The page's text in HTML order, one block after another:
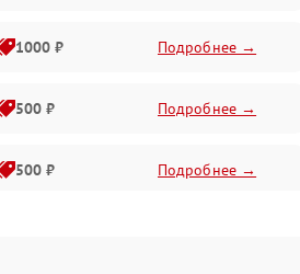
1000 ₽ Подробнее →
500 ₽ Подробнее →
500 ₽ Подробнее →